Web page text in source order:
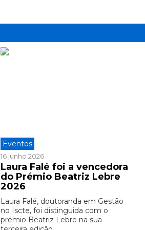
Eventos
16 junho 2026
Laura Falé foi a vencedora
do Prémio Beatriz Lebre
2026
Laura Falé, doutoranda em Gestão
no Iscte, foi distinguida com o
prémio Beatriz Lebre na sua